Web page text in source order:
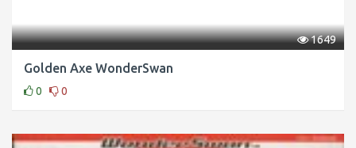
1649
Golden Axe WonderSwan
0 0